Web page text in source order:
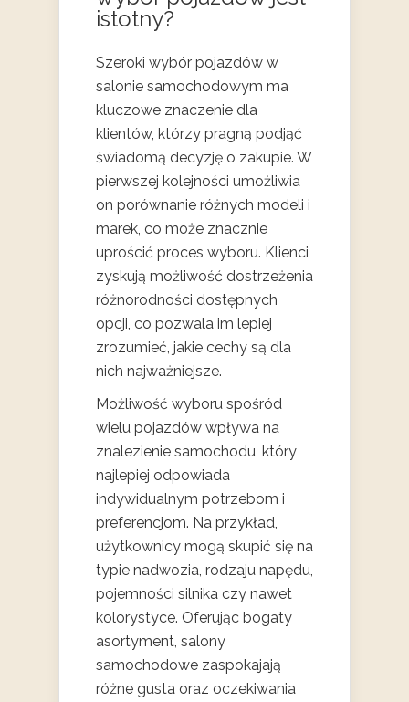
istotny?
Szeroki wybór pojazdów w
salonie samochodowym ma
kluczowe znaczenie dla
klientów, którzy pragną podjąć
świadomą decyzję o zakupie. W
pierwszej kolejności umożliwia
on porównanie różnych modeli i
marek, co może znacznie
uprościć proces wyboru. Klienci
zyskują możliwość dostrzeżenia
różnorodności dostępnych
opcji, co pozwala im lepiej
zrozumieć, jakie cechy są dla
nich najważniejsze.
Możliwość wyboru spośród
wielu pojazdów wpływa na
znalezienie samochodu, który
najlepiej odpowiada
indywidualnym potrzebom i
preferencjom. Na przykład,
użytkownicy mogą skupić się na
typie nadwozia, rodzaju napędu,
pojemności silnika czy nawet
kolorystyce. Oferując bogaty
asortyment, salony
samochodowe zaspokajają
różne gusta oraz oczekiwania